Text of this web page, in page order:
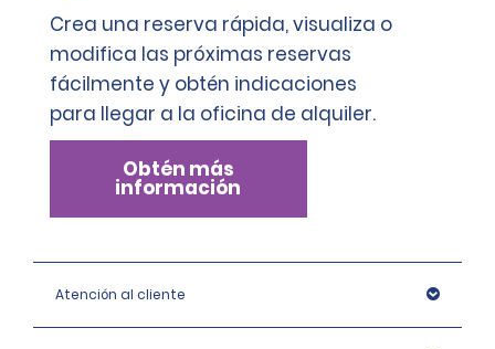
Crea una reserva rápida, visualiza o
modifica las próximas reservas
fácilmente y obtén indicaciones
para llegar a la oficina de alquiler.
Obtén más
información
Atención al cliente